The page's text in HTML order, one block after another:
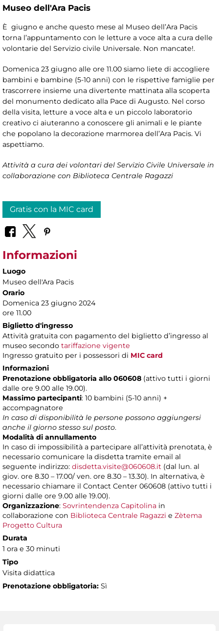
Museo dell'Ara Pacis
È giugno e anche questo mese al Museo dell’Ara Pacis
torna l’appuntamento con le letture a voce alta a cura delle
volontarie del Servizio civile Universale. Non mancate!.
Domenica 23 giugno alle ore 11.00 siamo liete di accogliere
bambini e bambine (5-10 anni) con le rispettive famiglie per
trascorrere insieme una divertente mattinata alla scoperta
del monumento dedicato alla Pace di Augusto. Nel corso
della visita, letture a voce alta e un piccolo laboratorio
creativo ci aiuteranno a conoscere gli animali e le piante
che popolano la decorazione marmorea dell’Ara Pacis. Vi
aspettiamo.
Attività a cura dei volontari del Servizio Civile Universale in
collaborazione con Biblioteca Centrale Ragazzi
Gratis con la MIC card
Informazioni
Luogo
Museo dell'Ara Pacis
Orario
Domenica 23 giugno 2024
ore 11.00
Biglietto d'ingresso
Attività gratuita con pagamento del biglietto d’ingresso al
museo secondo tariffazione vigente
Ingresso gratuito per i possessori di MIC card
Informazioni
Prenotazione obbligatoria allo 060608 (attivo tutti i giorni
dalle ore 9.00 alle 19.00).
Massimo partecipanti: 10 bambini (5-10 anni) +
accompagnatore
In caso di disponibilità le persone possono aggiungersi
anche il giorno stesso sul posto.
Modalità di annullamento
In caso di impossibilità a partecipare all’attività prenotata, è
necessario comunicare la disdetta tramite email al
seguente indirizzo: disdetta.visite@060608.it (dal lun. al
giov. ore 8.30 – 17.00/ ven. ore 8.30 – 13.30). In alternativa, è
necessario chiamare il Contact Center 060608 (attivo tutti i
giorni dalle ore 9.00 alle 19.00).
Organizzazione: Sovrintendenza Capitolina in
collaborazione con Biblioteca Centrale Ragazzi e Zètema
Progetto Cultura
Durata
1 ora e 30 minuti
Tipo
Visita didattica
Prenotazione obbligatoria: Sì